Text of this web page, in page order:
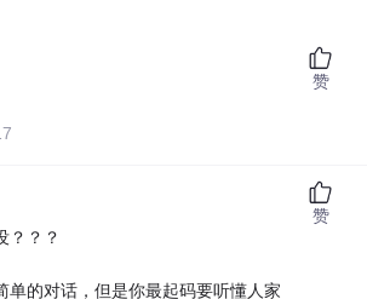
赞
？？？
单的对话，但是你最起码要听懂人家
赞